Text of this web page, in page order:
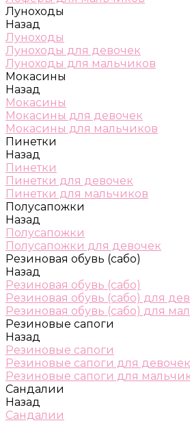
Луноходы
Назад
Луноходы
Луноходы для девочек
Луноходы для мальчиков
Мокасины
Назад
Мокасины
Мокасины для девочек
Мокасины для мальчиков
Пинетки
Назад
Пинетки
Пинетки для девочек
Пинетки для мальчиков
Полусапожки
Назад
Полусапожки
Полусапожки для девочек
Резиновая обувь (сабо)
Назад
Резиновая обувь (сабо)
Резиновая обувь (сабо) для
Резиновая обувь (сабо) для
Резиновые сапоги
Назад
Резиновые сапоги
Резиновые сапоги для девочек
Резиновые сапоги для
Сандалии
Назад
Сандалии